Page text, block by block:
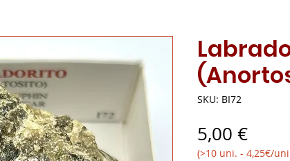
SKU: BI72
5,00 €
(>10 uni. - 4,25€/